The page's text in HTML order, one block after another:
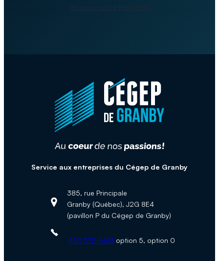
Abonnement à l’infolettre
Service aux entreprises du Cégep de Granby
Adresse :
385, rue Principale
Granby (Québec), J2G 8E4
(pavillon P du Cégep de Granby)
Téléphone :
450 372-6614 option 5, option 0